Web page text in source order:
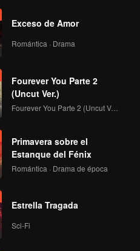
桃花坞EP07国际版第1
版
桃花坞EP08第1版国际
版
桃花坞EP09第1版国际
版
桃花坞EP10第2版国际
版
Exceso de Amor
Romántica · Drama
Fourever You Parte 2
(Uncut Ver.)
Fourever You Parte 2 (Uncut Ver.)
Primavera sobre el
Estanque del Fénix
Romántica · Drama de época
Estrella Tragada
Sci-Fi